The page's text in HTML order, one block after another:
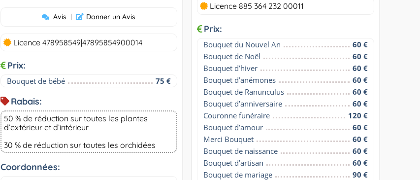
Avis | Donner un Avis
Licence 478958549|47895854900014
Prix:
Bouquet de bébé 75 €
Rabais:
50 % de réduction sur toutes les plantes
d’extérieur et d’intérieur
30 % de réduction sur toutes les orchidées
Coordonnées:
Licence 885 364 232 00011
Prix:
Bouquet du Nouvel An
60 €
Bouquet de Noël
60 €
Bouquet d’hiver
60 €
Bouquet d’anémones
60 €
Bouquet de Ranunculus
60 €
Bouquet d’anniversaire
60 €
Couronne funéraire
120 €
Bouquet d’amour
60 €
Merci Bouquet
60 €
Bouquet de naissance
60 €
Bouquet d’artisan
60 €
Bouquet de mariage
90 €